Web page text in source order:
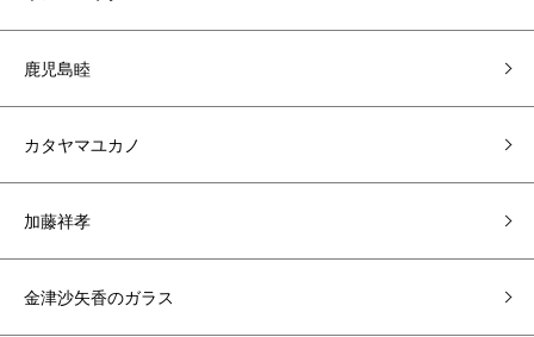
鹿児島睦
カタヤマユカノ
加藤祥孝
金津沙矢香のガラス